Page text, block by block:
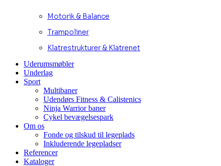
Motorik & Balance
Trampoliner
Klatrestrukturer & Klatrenet
Uderumsmøbler
Underlag
Sport
Multibaner
Udendørs Fitness & Calistenics
Ninja Warrior baner
Cykel bevægelsespark
Om os
Fonde og tilskud til legeplads
Inkluderende legepladser
Referencer
Kataloger